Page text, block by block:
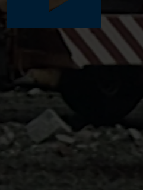
Play
Video